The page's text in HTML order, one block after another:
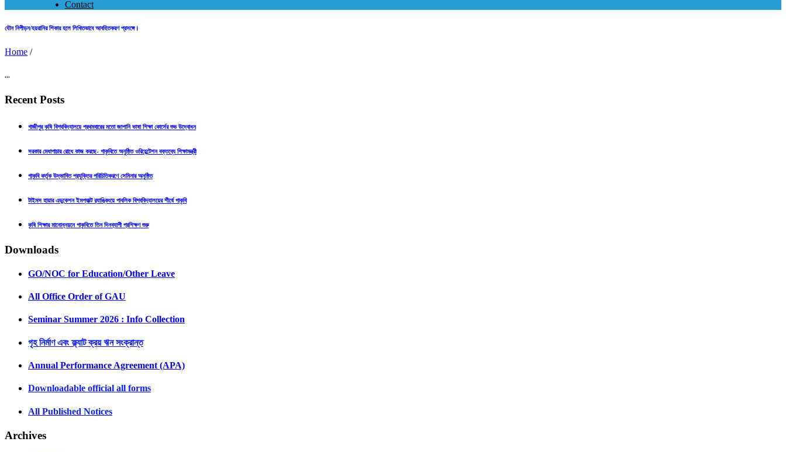
Contact
যৌন নিপীড়ন/হয়রানির শিকার হলে লিখিতভাবে আবহিতকরণ প্রসঙ্গে।
Home /
...
Recent Posts
গাজীপুর কৃষি বিশ্ববিদ্যালয়ে প্রথমবারের মতো জাপানি ভাষা শিক্ষা কোর্সের শুভ উদ্বোধন
সরকার মেধাপাচার রোধে কাজ করছে- গাকৃবিতে অনুষ্ঠিত ওরিয়েন্টেশন বক্তব্যে শিক্ষামন্ত্রী
গাকৃবি কর্তৃক উদ্ভাবিত প্রযুক্তির পরিচিতিকরণে সেমিনার অনুষ্ঠিত
টাইমস হায়ার এডুকেশন ইমপ্যাক্ট র‍্যাঙ্কিংয়ে পাবলিক বিশ্ববিদ্যালয়ের শীর্ষে গাকৃবি
কৃষি শিক্ষার মানোন্নয়নে গাকৃবিতে তিন দিনব্যাপী প্রশিক্ষণ শুরু
Downloads
GO/NOC for Education/Other Leave
All Office Order of GAU
Seminar Summer 2026 : Info Collection
গৃহ নির্মাণ এবং ফ্ল্যাট ক্রয় ঋন সংক্রান্ত
Annual Performance Agreement (APA)
Downloadable official all forms
All Published Notices
Archives